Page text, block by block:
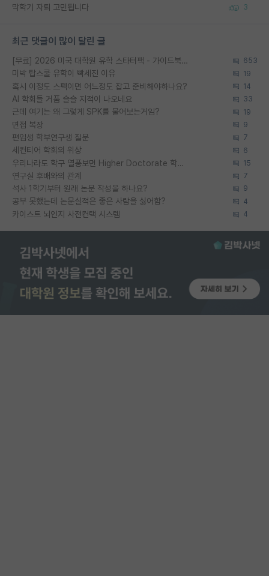
막학기 자퇴 고민됩니다 3
최근 댓글이 많이 달린 글
[무료] 2026 미국 대학원 유학 스타터팩 - 가이드북 & 합격자 컨택메일 템플릿 653
미박 탑스쿨 유학이 빡세진 이유 19
혹시 이정도 스펙이면 어느정도 잡고 준비해야하나요? 14
AI 학회들 거품 슬슬 지적이 나오네요 33
근데 여기는 왜 그렇게 SPK를 물어보는거임? 19
면접 복장 9
편입생 학부연구생 질문 7
세컨티어 학회의 위상 6
우리나라도 학구 열풍보면 Higher Doctorate 학위가 필요하다고 봅니다. 15
연구실 후배와의 관계 7
석사 1학기부터 원래 논문 작성을 하나요? 9
공부 못했는데 논문실적은 좋은 사람을 싫어함? 4
카이스트 뇌인지 사전컨택 시스템 4